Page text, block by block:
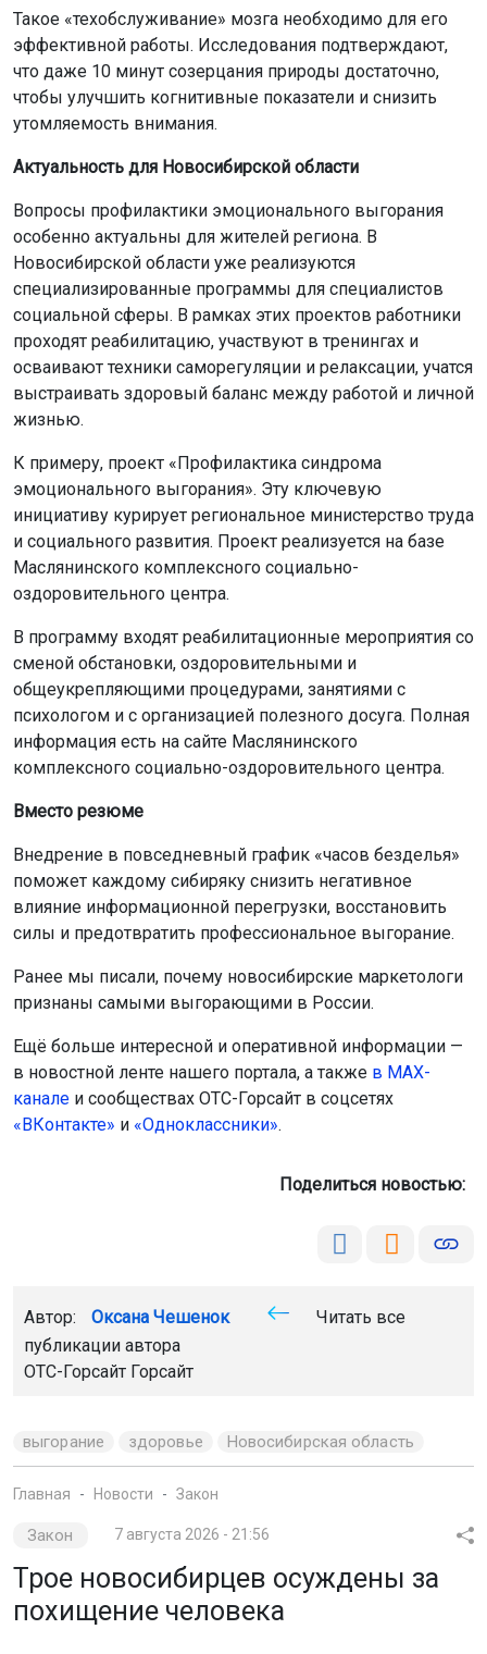
Такое «техобслуживание» мозга необходимо для его
эффективной работы. Исследования подтверждают,
что даже 10 минут созерцания природы достаточно,
чтобы улучшить когнитивные показатели и снизить
утомляемость внимания.
Актуальность для Новосибирской области
Вопросы профилактики эмоционального выгорания
особенно актуальны для жителей региона. В
Новосибирской области уже реализуются
специализированные программы для специалистов
социальной сферы. В рамках этих проектов работники
проходят реабилитацию, участвуют в тренингах и
осваивают техники саморегуляции и релаксации, учатся
выстраивать здоровый баланс между работой и личной
жизнью.
К примеру, проект «Профилактика синдрома
эмоционального выгорания». Эту ключевую
инициативу курирует региональное министерство труда
и социального развития. Проект реализуется на базе
Маслянинского комплексного социально-
оздоровительного центра.
В программу входят реабилитационные мероприятия со
сменой обстановки, оздоровительными и
общеукрепляющими процедурами, занятиями с
психологом и с организацией полезного досуга. Полная
информация есть на сайте Маслянинского
комплексного социально-оздоровительного центра.
Вместо резюме
Внедрение в повседневный график «часов безделья»
поможет каждому сибиряку снизить негативное
влияние информационной перегрузки, восстановить
силы и предотвратить профессиональное выгорание.
Ранее мы писали, почему новосибирские маркетологи
признаны самыми выгорающими в России.
Ещё больше интересной и оперативной информации —
в новостной ленте нашего портала, а также в МАХ-
канале и сообществах ОТС-Горсайт в соцсетях
«ВКонтакте» и «Одноклассники».
Поделиться новостью:
Автор: Оксана Чешенок
Читать все
публикации автора
ОТС-Горсайт Горсайт
выгорание здоровье Новосибирская область
Главная Новости Закон
Закон 7 августа 2026 - 21:56
Трое новосибирцев осуждены за
похищение человека